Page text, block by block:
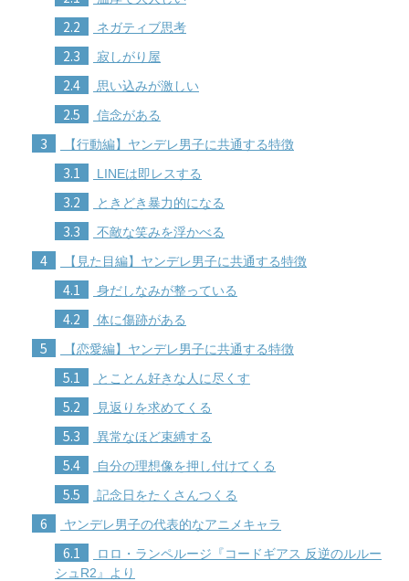
2.2 ネガティブ思考
2.3 寂しがり屋
2.4 思い込みが激しい
2.5 信念がある
3 【行動編】ヤンデレ男子に共通する特徴
3.1 LINEは即レスする
3.2 ときどき暴力的になる
3.3 不敵な笑みを浮かべる
4 【見た目編】ヤンデレ男子に共通する特徴
4.1 身だしなみが整っている
4.2 体に傷跡がある
5 【恋愛編】ヤンデレ男子に共通する特徴
5.1 とことん好きな人に尽くす
5.2 見返りを求めてくる
5.3 異常なほど束縛する
5.4 自分の理想像を押し付けてくる
5.5 記念日をたくさんつくる
6 ヤンデレ男子の代表的なアニメキャラ
6.1
ロロ・ランペルージ『コードギアス 反逆のルルー
シュR2』より